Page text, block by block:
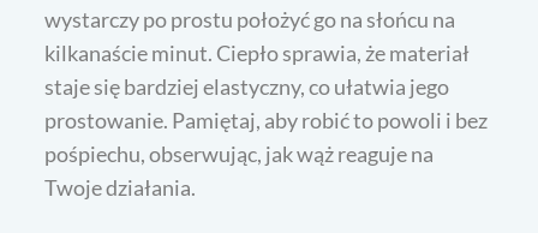
wystarczy po prostu położyć go na słońcu na
kilkanaście minut. Ciepło sprawia, że materiał
staje się bardziej elastyczny, co ułatwia jego
prostowanie. Pamiętaj, aby robić to powoli i bez
pośpiechu, obserwując, jak wąż reaguje na
Twoje działania.